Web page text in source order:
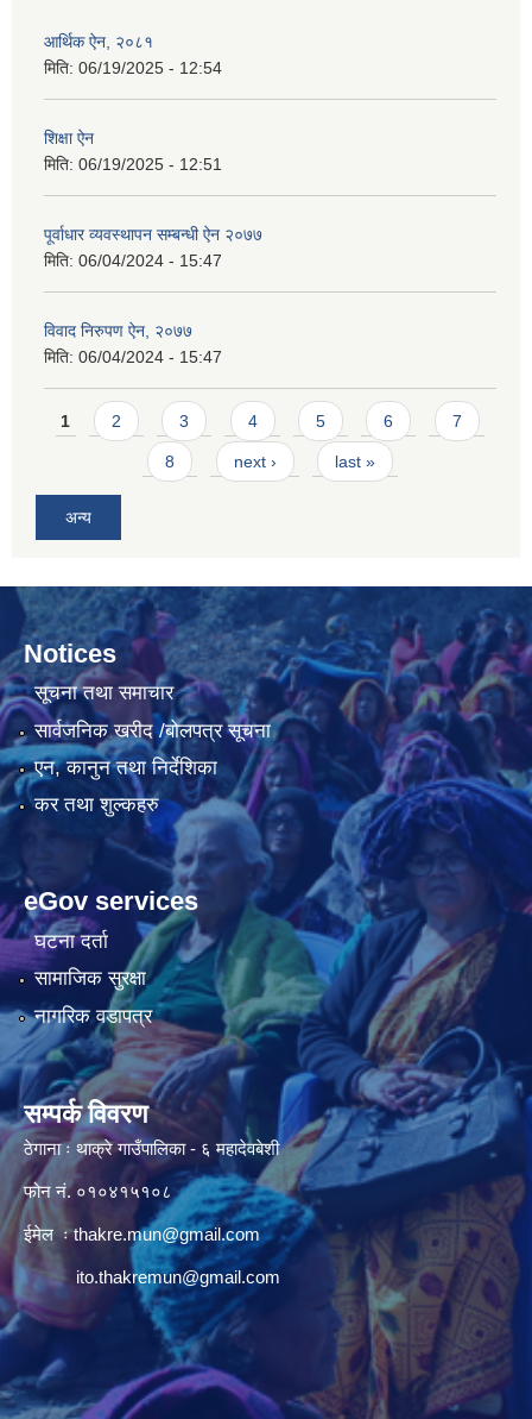
आर्थिक ऐन, २०८१
मिति: 06/19/2025 - 12:54
शिक्षा ऐन
मिति: 06/19/2025 - 12:51
पूर्वाधार व्यवस्थापन सम्बन्धी ऐन २०७७
मिति: 06/04/2024 - 15:47
विवाद निरुपण ऐन, २०७७
मिति: 06/04/2024 - 15:47
Pages
1 2 3 4 5 6 7
8 next › last »
अन्य
Notices
सूचना तथा समाचार
सार्वजनिक खरीद /बोलपत्र सूचना
एन, कानुन तथा निर्देशिका
कर तथा शुल्कहरु
eGov services
घटना दर्ता
सामाजिक सुरक्षा
नागरिक वडापत्र
सम्पर्क विवरण
ठेगाना ः थाक्रे गाउँपालिका - ६ महादेवबेशी
फोन नं. ०१०४१५१०८
ईमेल ःthakre.mun@gmail.com
ito.thakremun@gmail.com